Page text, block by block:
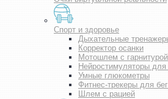
Спорт и здоровье
Дыхательные
Корректор осанки
Мотошлем с гарнитурой
Нейростимуляторы для
Умные глюкометры
Фитнес-трекеры для
Шлем с рацией